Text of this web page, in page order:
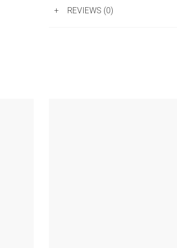
+ REVIEWS (0)